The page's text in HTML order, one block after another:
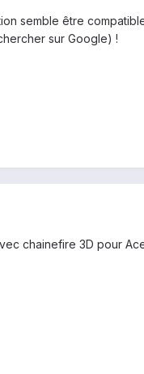
semble être
sur Google) !
chainefire 3D pour